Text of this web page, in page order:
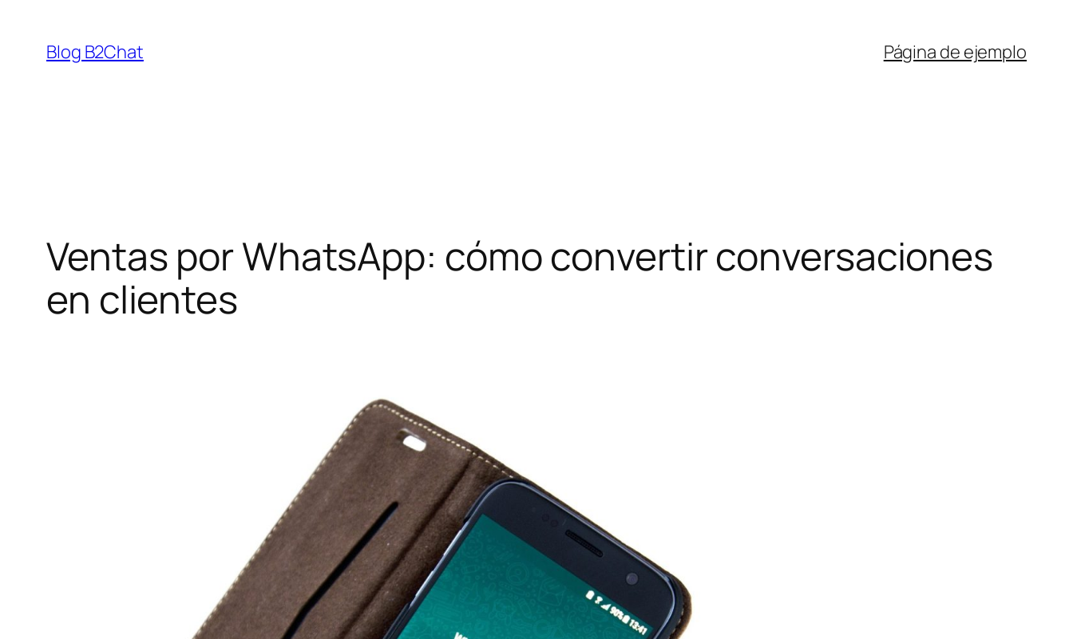
contenido
Blog B2Chat Página de ejemplo
Ventas por WhatsApp: cómo convertir conversaciones
en clientes